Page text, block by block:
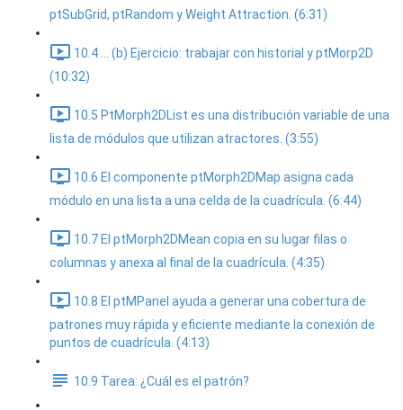
ptSubGrid, ptRandom y Weight Attraction. (6:31)
10.4 ... (b) Ejercicio: trabajar con historial y ptMorp2D
(10:32)
10.5 PtMorph2DList es una distribución variable de una
lista de módulos que utilizan atractores. (3:55)
10.6 El componente ptMorph2DMap asigna cada
módulo en una lista a una celda de la cuadrícula. (6:44)
10.7 El ptMorph2DMean copia en su lugar filas o
columnas y anexa al final de la cuadrícula. (4:35)
10.8 El ptMPanel ayuda a generar una cobertura de
patrones muy rápida y eficiente mediante la conexión de
puntos de cuadrícula. (4:13)
10.9 Tarea: ¿Cuál es el patrón?